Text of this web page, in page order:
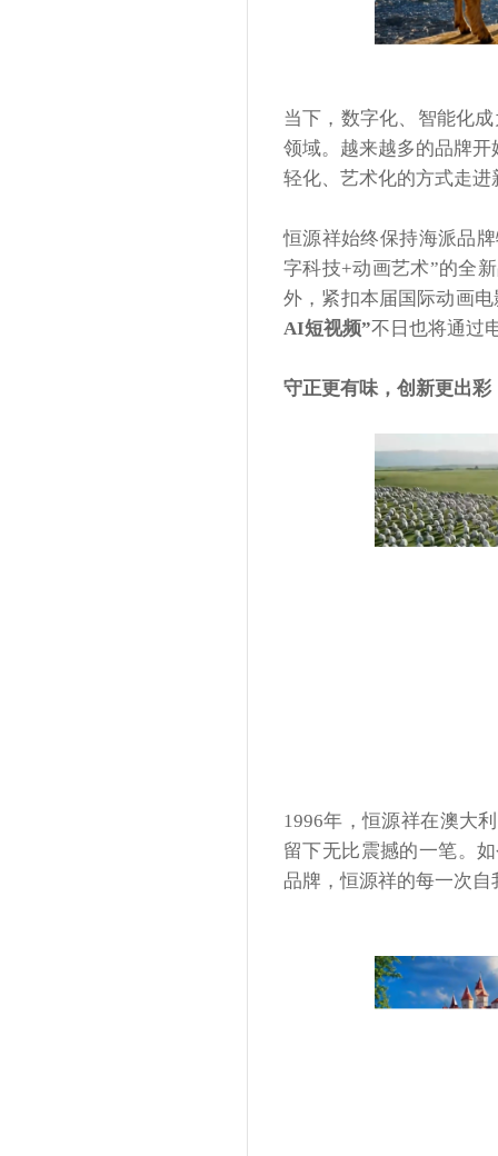
当下，数字化、智能化
领域。越来越多的品牌
轻化、艺术化的方式走进
恒源祥始终保持海派品
字科技+动画艺术”的全
外，紧扣本届国际动画
AI短视频”不日也将通过
守正更有味，创新更出彩
1996年，恒源祥在澳大
留下无比震撼的一笔。
品牌，恒源祥的每一次